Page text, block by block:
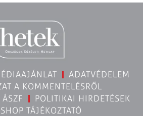
ADATVÉDELEM
A KOMMENTELÉSRŐL
ÁSZF
POLITIKAI HIRDETÉSEK
TÁJÉKOZTATÓ